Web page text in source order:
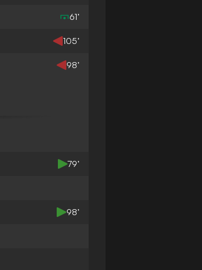
61’
105’
98’
79’
98’